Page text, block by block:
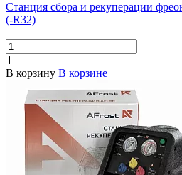
Станция сбора и рекуперации
(-R32)
В корзину В корзине